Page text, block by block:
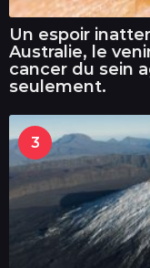
Un espoir
Australie, le
cancer du sein
seulement.
3